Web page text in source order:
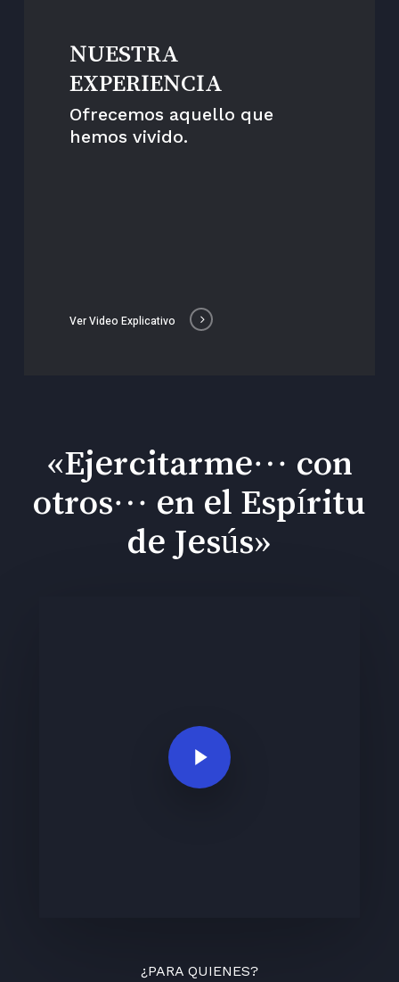
NUESTRA
EXPERIENCIA
Ofrecemos aquello que
hemos vivido.
Ver Video Explicativo
«Ejercitarme… con
otros… en el Espíritu
de Jesús»
Play Video
¿PARA QUIENES?